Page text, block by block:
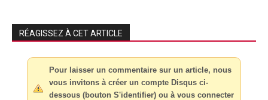
RÉAGISSEZ À CET ARTICLE
Pour laisser un commentaire sur un article, nous
vous invitons à créer un compte Disqus ci-
dessous (bouton S'identifier) ou à vous connecter